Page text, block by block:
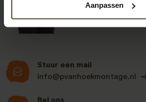
Aanpassen
Stuur een mail
info@pvanhoekmontage.nl